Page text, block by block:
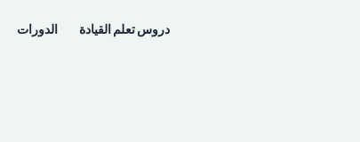
دروس تعلم القيادة الدورات